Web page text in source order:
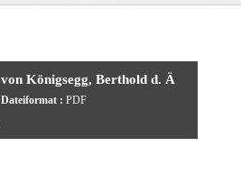
von Königsegg, Berthold d. Ä
Dateiformat : PDF